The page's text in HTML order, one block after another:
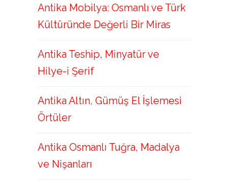
Antika Mobilya: Osmanlı ve Türk
Kültüründe Değerli Bir Miras
Antika Teship, Minyatür ve
Hilye-i Şerif
Antika Altın, Gümüş El İşlemesi
Örtüler
Antika Osmanlı Tuğra, Madalya
ve Nişanları